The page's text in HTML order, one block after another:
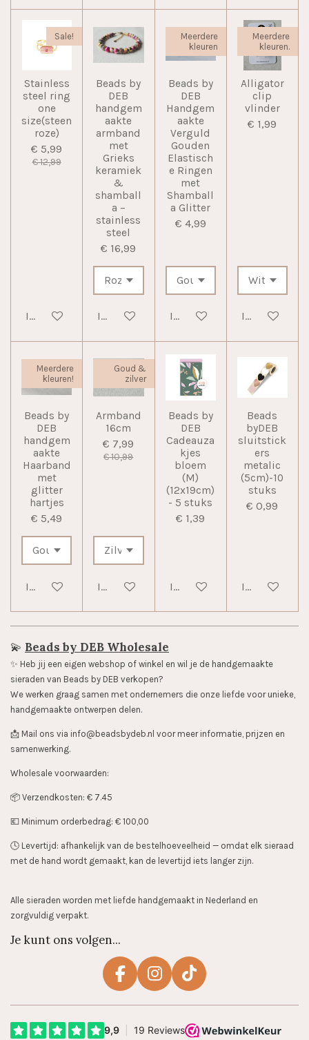
Sale!
Stainless
steel ring
one
size(steen
roze)
€ 5,99
€ 12,99
In winkelwagen
Beads by
DEB
handgem
aakte
armband
met
Grieks
keramiek
&
shamball
a –
stainless
steel
€ 16,99
In winkelwagen
Meerdere
kleuren
Beads by
DEB
Handgem
aakte
Verguld
Gouden
Elastisch
e Ringen
met
Shamball
a Glitter
€ 4,99
In winkelwagen
Meerdere
kleuren.
Alligator
clip
vlinder
€ 1,99
In
Meerdere
kleuren!
Beads by
DEB
handgem
aakte
Haarband
met
glitter
hartjes
€ 5,49
In winkelwagen
Goud &
zilver
Armband
16cm
€ 7,99
€ 10,99
In winkelwagen
Beads by
DEB
Cadeauza
kjes
bloem
(M)
(12x19cm)
- 5 stuks
€ 1,39
In winkelwagen
Beads
byDEB
sluitstick
ers
metalic
(5cm)-10
stuks
€ 0,99
In
💫 Beads by DEB Wholesale
✨️ Heb jij een eigen webshop of winkel en wil je de handgemaakte
sieraden van Beads by DEB verkopen?
We werken graag samen met ondernemers die onze liefde voor unieke,
handgemaakte ontwerpen delen.
📩 Mail ons via info@beadsbydeb.nl voor meer informatie, prijzen en
samenwerking.
Wholesale voorwaarden:
📦 Verzendkosten: € 7.45
💶 Minimum orderbedrag: € 100,00
🕓 Levertijd: afhankelijk van de bestelhoeveelheid — omdat elk sieraad
met de hand wordt gemaakt, kan de levertijd iets langer zijn.
Alle sieraden worden met liefde handgemaakt in Nederland en
zorgvuldig verpakt.
Je kunt ons volgen...
F
e
I
t
T
T